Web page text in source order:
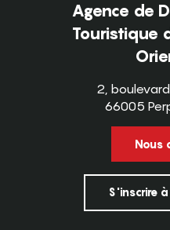
Agence de
Touristique
2,
66005
Nous
S'inscrire